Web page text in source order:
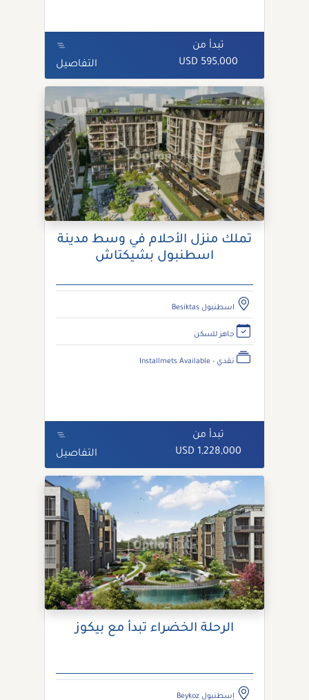
تبدأ من
595,000 USD
التفاصيل
تملك منزل الأحلام في وسط مدينة
اسطنبول بشيكتاش
اسطنبول Besiktas
جاهز للسكن
نقدي - Installmets Available
تبدأ من
1,228,000 USD
التفاصيل
الرحلة الخضراء تبدأ مع بيكوز
إسطنبول Beykoz